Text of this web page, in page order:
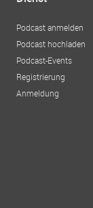
Podcast anmelden
Podcast hochladen
Podcast-Events
Registrierung
Anmeldung